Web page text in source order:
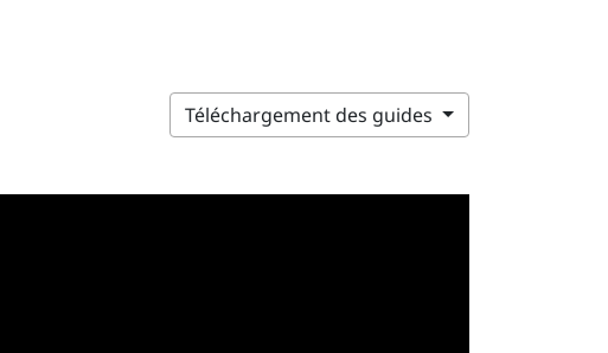
Téléchargement des guides